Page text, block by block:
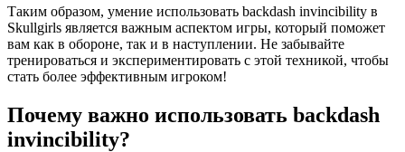
Таким образом, умение использовать backdash invincibility в
Skullgirls является важным аспектом игры, который поможет
вам как в обороне, так и в наступлении. Не забывайте
тренироваться и экспериментировать с этой техникой, чтобы
стать более эффективным игроком!
Почему важно использовать backdash
invincibility?